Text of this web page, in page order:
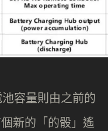
容量則由之前的
新的「的骰」遙